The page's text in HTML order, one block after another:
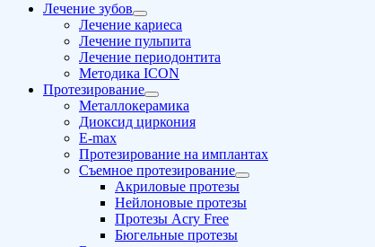
Лечение зубов
Лечение кариеса
Лечение пульпита
Лечение периодонтита
Методика ICON
Протезирование
Металлокерамика
Диоксид циркония
E-max
Протезирование на имплантах
Съемное протезирование
Акриловые протезы
Нейлоновые протезы
Протезы Acry Free
Бюгельные протезы